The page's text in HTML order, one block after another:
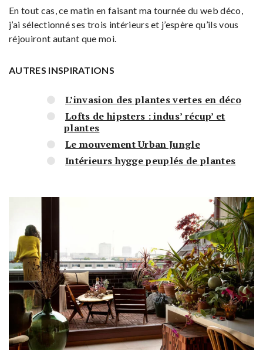
En tout cas, ce matin en faisant ma tournée du web déco,
j’ai sélectionné ses trois intérieurs et j’espère qu’ils vous
réjouiront autant que moi.
AUTRES INSPIRATIONS
L’invasion des plantes vertes en déco
Lofts de hipsters : indus’ récup’ et
plantes
Le mouvement Urban Jungle
Intérieurs hygge peuplés de plantes